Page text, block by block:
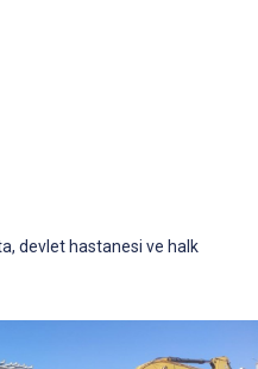
devlet hastanesi ve halk